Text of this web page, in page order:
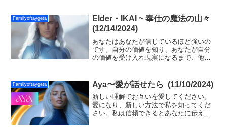
Familyoftaygeta
Elder・IKAI ~ 奉仕の魔法の山々
(12/14/2024)
あなたはあなたが信じているほど強いの
です。自分の価値を知り、あなたが自分
の価値を受け入れ現実になるまで、他の
れはすべての努力においてあなたに役立
つ でしょう。
Familyoftaygeta Aya〜愛が話せたら (11/10/2024)
新しい理解でお互いを愛してください。
愛になり、新しい方法で私を知ってくだ
さい。私は信頼できるとあなたに伝えま